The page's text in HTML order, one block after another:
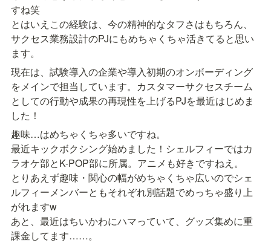
すね笑
とはいえこの経験は、今の精神的なタフさはもちろん、
サクセス業務設計のPJにもめちゃくちゃ活きてると思い
ます。
現在は、試験導入の企業や導入初期のオンボーディング
をメインで担当しています。カスタマーサクセスチーム
としての行動や成果の再現性を上げるPJを最近はじめま
した！
趣味…はめちゃくちゃ多いですね。
最近キックボクシング始めました！シェルフィーではカ
ラオケ部とK-POP部に所属。アニメも好きですねえ。
とりあえず趣味・関心の幅がめちゃくちゃ広いのでシェ
ルフィーメンバーともそれぞれ別話題でめっちゃ盛り上
がれますw
あと、最近はちいかわにハマっていて、グッズ集めに重
課金してます……。